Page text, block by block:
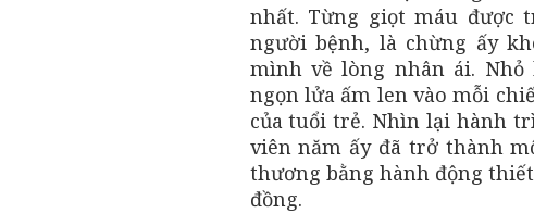
nhất. Từng giọt máu được
người bệnh, là chừng ấy
mình về lòng nhân ái.
ngọn lửa ấm len vào mỗi
của tuổi trẻ. Nhìn lại hành
viên năm ấy đã trở thành
thương bằng hành động
đồng.